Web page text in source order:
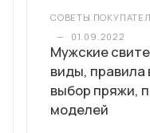
СОВЕТЫ
—
01.09.2022
Мужские
виды, правила
выбор пряжи,
моделей